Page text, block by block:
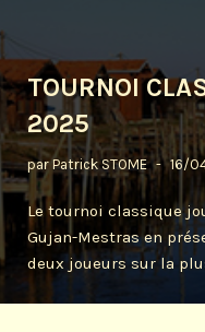
TOURNOI
2025
parPatrick STOME 16/
Le tournoi classique
Gujan-Mestras en
deux joueurs sur la